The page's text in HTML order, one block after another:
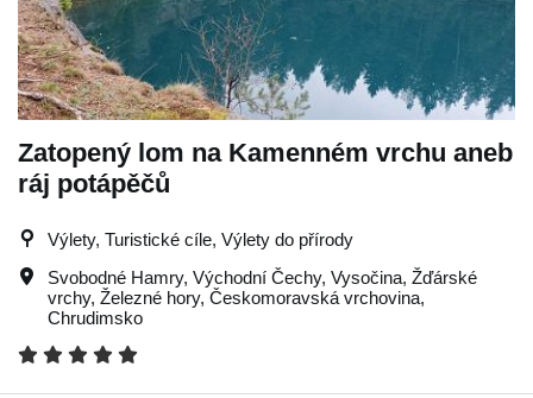
Zatopený lom na Kamenném vrchu aneb
ráj potápěčů
Výlety, Turistické cíle, Výlety do přírody
Svobodné Hamry, Východní Čechy, Vysočina, Žďárské
vrchy, Železné hory, Českomoravská vrchovina,
Chrudimsko